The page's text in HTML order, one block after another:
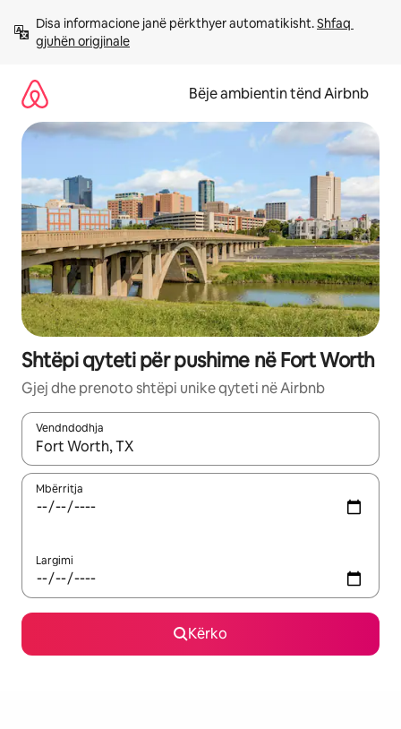
përmbajtja
Disa informacione janë përkthyer automatikisht. Shfaq
gjuhën origjinale
Bëje ambientin tënd Airbnb
Shtëpi qyteti për pushime në Fort Worth
Gjej dhe prenoto shtëpi unike qyteti në Airbnb
Vendndodhja
Kur rezultatet të jenë të disponueshme, lëviz me butonat e
Mbërritja
Largimi
Kërko